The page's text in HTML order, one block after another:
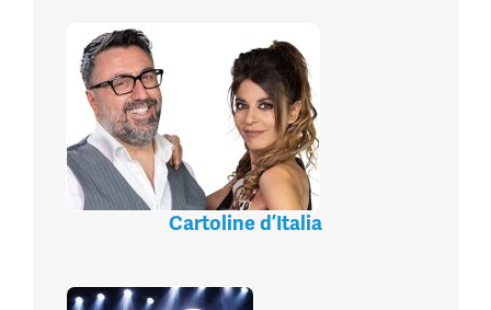
Cartoline d’Italia